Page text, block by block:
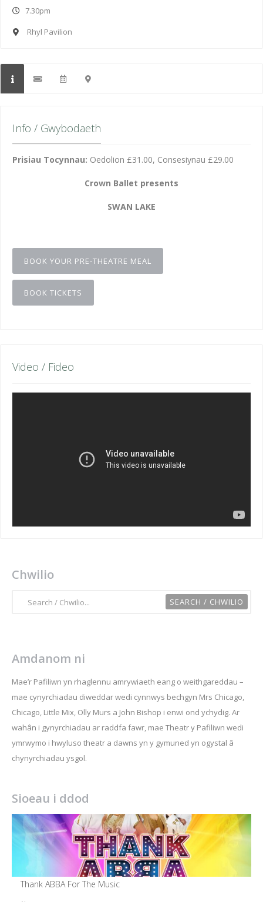
7.30pm
Rhyl Pavilion
Info / Gwybodaeth
Prisiau Tocynnau: Oedolion £31.00, Consesiynau £29.00
Crown Ballet presents
SWAN LAKE
BOOK YOUR PRE-THEATRE MEAL
BOOK TICKETS
Video / Fideo
Chwilio
Amdanom ni
Mae’r Pafiliwn yn rhaglennu amrywiaeth eang o weithgareddau –
mae cynyrchiadau diweddar wedi cynnwys bechgyn Mrs Chicago,
Chicago, Little Mix, Olly Murs a John Bishop i enwi ond ychydig. Ar
wahân i gynyrchiadau ar raddfa fawr, mae Theatr y Pafiliwn wedi
ymrwymo i hwyluso theatr a dawns yn y gymuned yn ogystal â
chynyrchiadau ysgol.
Sioeau i ddod
Thank ABBA For The Music